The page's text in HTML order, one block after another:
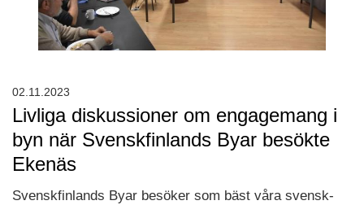
Livliga diskussioner om engagemang i
byn när Svenskfinlands Byar besökte
Ekenäs
Svenskfinlands Byar besöker som bäst våra svensk-
02.11.2023